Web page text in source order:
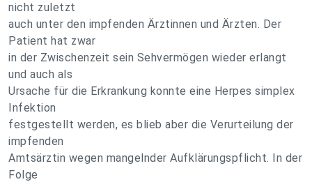
nicht zuletzt
auch unter den impfenden Ärztinnen und Ärzten. Der
Patient hat zwar
in der Zwischenzeit sein Sehvermögen wieder erlangt
und auch als
Ursache für die Erkrankung konnte eine Herpes simplex
Infektion
festgestellt werden, es blieb aber die Verurteilung der
impfenden
Amtsärztin wegen mangelnder Aufklärungspflicht. In der
Folge